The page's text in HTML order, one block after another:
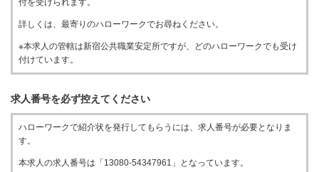
付を受けられます。
詳しくは、最寄りのハローワークでお尋ねください。
※本求人の管轄は新宿公共職業安定所ですが、どのハローワークでも受け
付けています。
求人番号を必ず控えてください
ハローワークで紹介状を発行してもらうには、求人番号が必要となりま
す。
本求人の求人番号は「13080-54347961」となっています。